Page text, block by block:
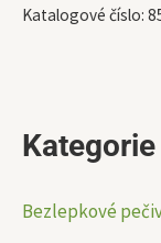
Bezlepkové
Katalogové číslo: